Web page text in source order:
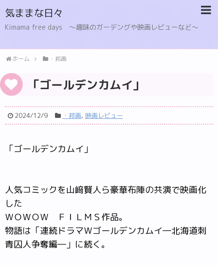
気ままな日々
Kimama free days 〜趣味のガーデングや映画レビューなど〜
ホーム ・邦画
「ゴールデンカムイ」
2024/12/9 ・邦画, 映画レビュー
「ゴールデンカムイ」
人気コミックを山﨑賢人ら豪華布陣の共演で映画化
した
ＷＯＷＯＷ ＦＩＬＭＳ作品。
物語は「連続ドラマＷゴールデンカムイ―北海道刺
青囚人争奪編―」に続く。